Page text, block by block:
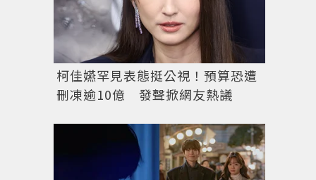
柯佳嬿罕見表態挺公視！預算恐遭
刪凍逾10億 發聲掀網友熱議